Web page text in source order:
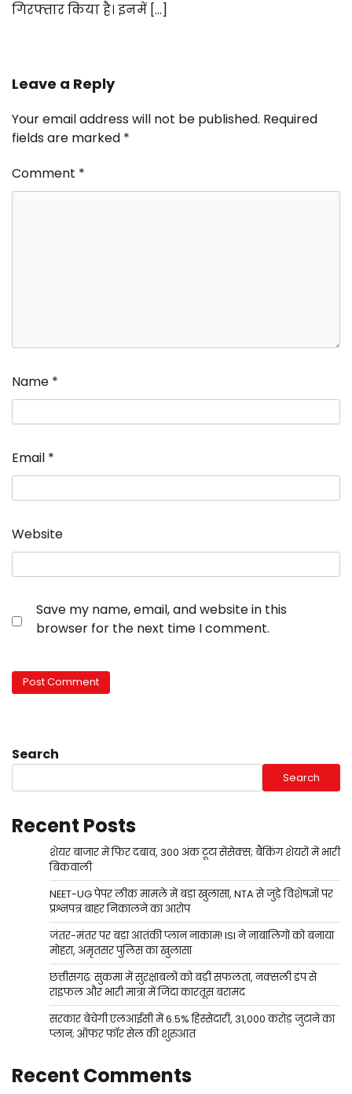
गिरफ्तार किया है। इनमें […]
Leave a Reply
Your email address will not be published. Required
fields are marked *
Comment *
Name *
Email *
Website
Save my name, email, and website in this
browser for the next time I comment.
Search
Search
Recent Posts
शेयर बाजार में फिर दबाव, 300 अंक टूटा सेंसेक्स; बैंकिंग शेयरों में भारी
बिकवाली
NEET-UG पेपर लीक मामले में बड़ा खुलासा, NTA से जुड़े विशेषज्ञों पर
प्रश्नपत्र बाहर निकालने का आरोप
जंतर-मंतर पर बड़ा आतंकी प्लान नाकाम! ISI ने नाबालिगों को बनाया
मोहरा, अमृतसर पुलिस का खुलासा
छत्तीसगढ़: सुकमा में सुरक्षाबलों को बड़ी सफलता, नक्सली डंप से
राइफल और भारी मात्रा में जिंदा कारतूस बरामद
सरकार बेचेगी एलआईसी में 6.5% हिस्सेदारी, 31,000 करोड़ जुटाने का
प्लान; ऑफर फॉर सेल की शुरुआत
Recent Comments